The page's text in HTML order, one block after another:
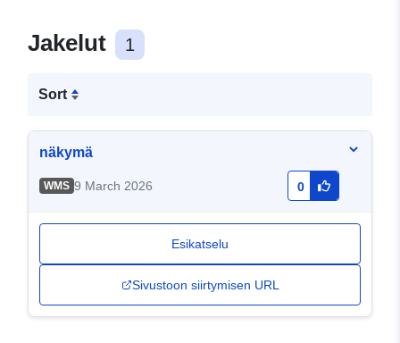
Jakelut 1
Sort
näkymä
WMS 9 March 2026 0
Esikatselu
Sivustoon siirtymisen URL